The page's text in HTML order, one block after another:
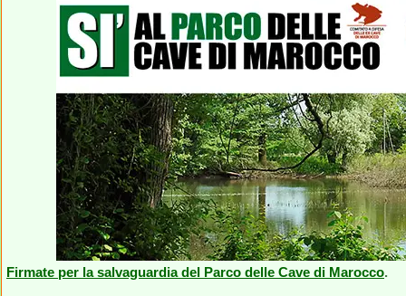
Firmate per la salvaguardia del Parco delle Cave di Marocco.